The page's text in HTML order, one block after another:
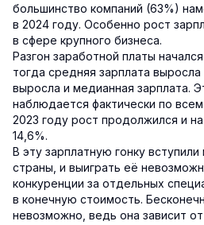
большинство компаний (63%)
в 2024 году. Особенно рост
в сфере крупного бизнеса.
Разгон заработной платы
тогда средняя зарплата
выросла и медианная зарплата.
наблюдается фактически по
2023 году рост продолжился и
14,6%.
В эту зарплатную гонку
страны, и выиграть её
конкуренции за отдельных
в конечную стоимость.
невозможно, ведь она зависит